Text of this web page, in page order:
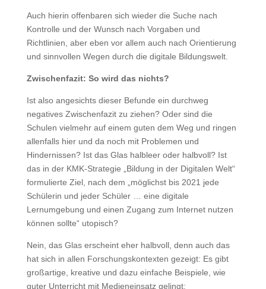
Auch hierin offenbaren sich wieder die Suche nach
Kontrolle und der Wunsch nach Vorgaben und
Richtlinien, aber eben vor allem auch nach Orientierung
und sinnvollen Wegen durch die digitale Bildungswelt.
Zwischenfazit: So wird das nichts?
Ist also angesichts dieser Befunde ein durchweg
negatives Zwischenfazit zu ziehen? Oder sind die
Schulen vielmehr auf einem guten dem Weg und ringen
allenfalls hier und da noch mit Problemen und
Hindernissen? Ist das Glas halbleer oder halbvoll? Ist
das in der KMK-Strategie „Bildung in der Digitalen Welt“
formulierte Ziel, nach dem „möglichst bis 2021 jede
Schülerin und jeder Schüler … eine digitale
Lernumgebung und einen Zugang zum Internet nutzen
können sollte“ utopisch?
Nein, das Glas erscheint eher halbvoll, denn auch das
hat sich in allen Forschungskontexten gezeigt: Es gibt
großartige, kreative und dazu einfache Beispiele, wie
guter Unterricht mit Medieneinsatz gelingt: